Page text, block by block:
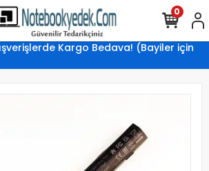
Kargo Bedava! (Bayiler için
0